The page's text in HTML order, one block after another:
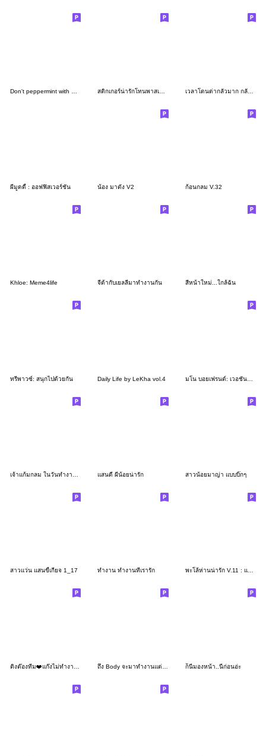
เวลาโดนด่ากลัวมาก กลัวไม่ได้ด่ากลับ!!
ผีมูดดี้ : ออฟฟิสเวอร์ชั่น น้อง มาตัง V2 ก้อนกลม V.32
Khloe: Meme4life จีด้ากับเยลลี่มาทำงานกัน สีหน้าใหม่...ใกล้ฉัน
ทรีพาวซ์: สนุกไปด้วยกัน Daily Life by LeKha vol.4 มโน บอยเฟรนด์: เวอชั่นซัมเมอร์
แสนดี ผีน้อยน่ารัก สาวน้อยมาญ่า แบบบิ๊กๆ
สาวแว่น แสนขี้เกียจ 1_17 ทำงาน ทำงานที่เรารัก พะโล้ห่านน่ารัก V.11 : แบบบิ๊กๆ
ก็นี่มองหน้า..นี่ก่อนอ่ะ